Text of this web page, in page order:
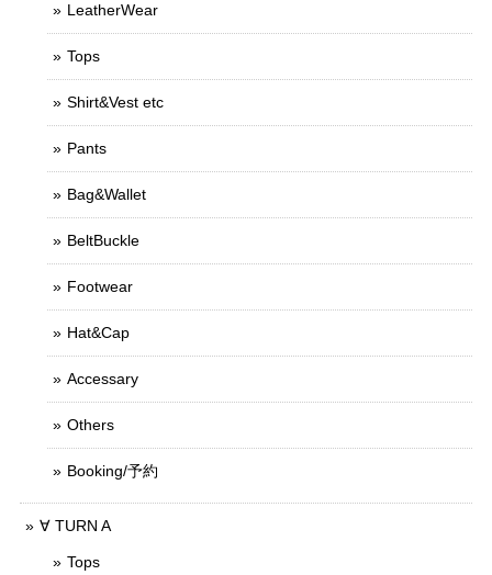
LeatherWear
Tops
Shirt&Vest etc
Pants
Bag&Wallet
BeltBuckle
Footwear
Hat&Cap
Accessary
Others
Booking/予約
∀ TURN A
Tops